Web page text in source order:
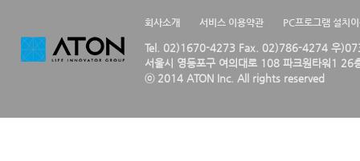
회사소개 서비스 이용약관 PC프로그램 설치
Tel. 02)1670-4273 Fax. 02)786-4274 우
서울시 영등포구 여의대로 108 파크원타워1 26
ⓒ 2014 ATON Inc. All rights reserved